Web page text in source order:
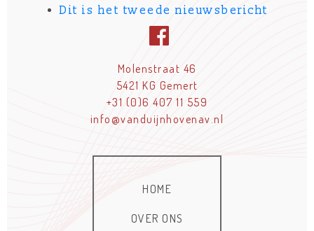
Dit is het tweede nieuwsbericht
Molenstraat 46
5421 KG Gemert
+31 (0)6 407 11 559
info@vanduijnhovenav.nl
HOME
OVER ONS